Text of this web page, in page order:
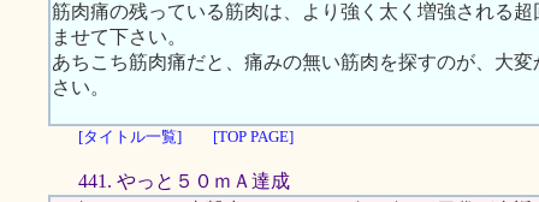
筋肉痛の残っている筋肉は、より強く太く増強される
ませて下さい。
あちこち筋肉痛だと、痛みの無い筋肉を探すのが、大
さい。
[タイトル一覧] [TOP PAGE]
441. やっと５０ｍＡ達成